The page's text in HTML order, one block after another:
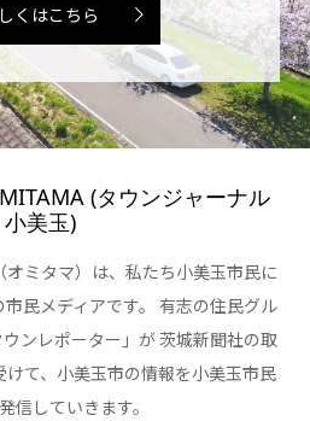
くはこちら
(タウンジャーナル
小美玉)
ミタマ）は、私たち小美玉市民に
民メディアです。 有志の住民グル
ンレポーター」が 茨城新聞社の取
て、小美玉市の情報を小美玉市民
信していきます。